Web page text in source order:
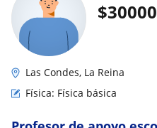
$30000
Las Condes, La Reina
Física: Física básica